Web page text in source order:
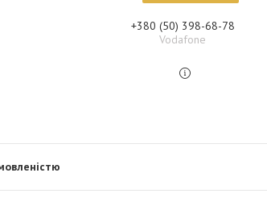
+380 (50) 398-68-78
Vodafone